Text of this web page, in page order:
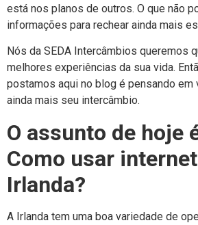
está nos planos de outros. O que não
informações para rechear ainda mais
Nós da SEDA Intercâmbios queremos
melhores experiências da sua vida.
postamos aqui no blog é pensando em
ainda mais seu intercâmbio.
O assunto de hoje
Como usar
Irlanda?
A Irlanda tem uma boa variedade de